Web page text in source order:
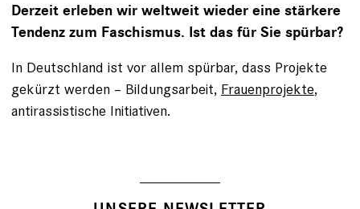
Derzeit erleben wir weltweit wieder eine stärkere
Tendenz zum Faschismus. Ist das für Sie spürbar?
In Deutschland ist vor allem spürbar, dass Projekte
gekürzt werden – Bildungsarbeit, Frauenprojekte,
antirassistische Initiativen.